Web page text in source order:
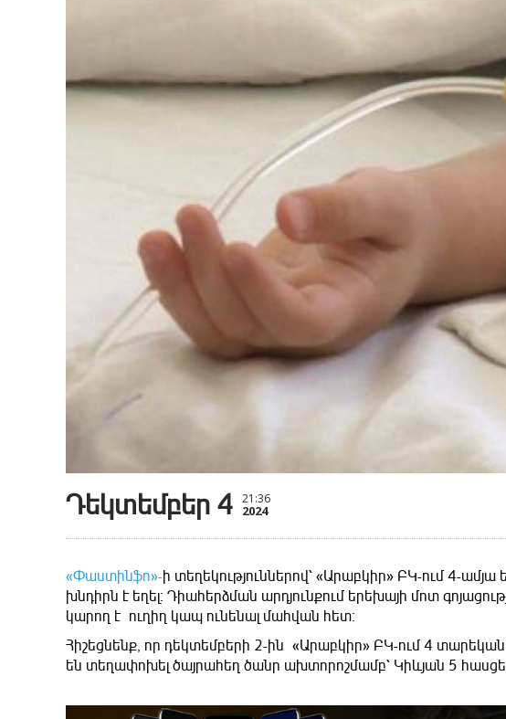
Դեկտեմբեր 4 21:36
2024
«Փաստինֆո»-ի տեղեկություններով՝ «Արաբկիր» ԲԿ-ում 4-
խնդիրն է եղել։ Դիահերձման արդյունքում երեխայի մոտ
կարող է ուղիղ կապ ունենալ մահվան հետ։
Հիշեցնենք, որ դեկտեմբերի 2-ին «Արաբկիր» ԲԿ-ում 4
են տեղափոխել ծայրահեղ ծանր ախտորոշմամբ՝ Կիևյան 5